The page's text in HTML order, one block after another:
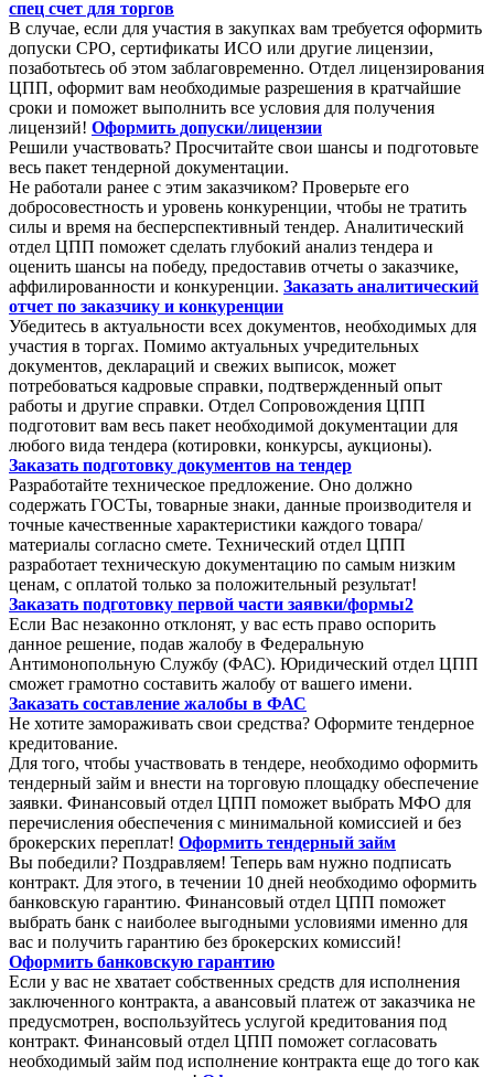
спец счет для торгов
В случае, если для участия в закупках вам требуется оформить
допуски СРО, сертификаты ИСО или другие лицензии,
позаботьтесь об этом заблаговременно. Отдел лицензирования
ЦПП, оформит вам необходимые разрешения в кратчайшие
сроки и поможет выполнить все условия для получения
лицензий! Оформить допуски/лицензии
Решили участвовать? Просчитайте свои шансы и подготовьте
весь пакет тендерной документации.
Не работали ранее с этим заказчиком? Проверьте его
добросовестность и уровень конкуренции, чтобы не тратить
силы и время на бесперспективный тендер. Аналитический
отдел ЦПП поможет сделать глубокий анализ тендера и
оценить шансы на победу, предоставив отчеты о заказчике,
аффилированности и конкуренции. Заказать аналитический
отчет по заказчику и конкуренции
Убедитесь в актуальности всех документов, необходимых для
участия в торгах. Помимо актуальных учредительных
документов, деклараций и свежих выписок, может
потребоваться кадровые справки, подтвержденный опыт
работы и другие справки. Отдел Сопровождения ЦПП
подготовит вам весь пакет необходимой документации для
любого вида тендера (котировки, конкурсы, аукционы).
Заказать подготовку документов на тендер
Разработайте техническое предложение. Оно должно
содержать ГОСТы, товарные знаки, данные производителя и
точные качественные характеристики каждого товара/
материалы согласно смете. Технический отдел ЦПП
разработает техническую документацию по самым низким
ценам, с оплатой только за положительный результат!
Заказать подготовку первой части заявки/формы2
Если Вас незаконно отклонят, у вас есть право оспорить
данное решение, подав жалобу в Федеральную
Антимонопольную Службу (ФАС). Юридический отдел ЦПП
сможет грамотно составить жалобу от вашего имени.
Заказать составление жалобы в ФАС
Не хотите замораживать свои средства? Оформите тендерное
кредитование.
Для того, чтобы участвовать в тендере, необходимо оформить
тендерный займ и внести на торговую площадку обеспечение
заявки. Финансовый отдел ЦПП поможет выбрать МФО для
перечисления обеспечения с минимальной комиссией и без
брокерских переплат! Оформить тендерный займ
Вы победили? Поздравляем! Теперь вам нужно подписать
контракт. Для этого, в течении 10 дней необходимо оформить
банковскую гарантию. Финансовый отдел ЦПП поможет
выбрать банк с наиболее выгодными условиями именно для
вас и получить гарантию без брокерских комиссий!
Оформить банковскую гарантию
Если у вас не хватает собственных средств для исполнения
заключенного контракта, а авансовый платеж от заказчика не
предусмотрен, воспользуйтесь услугой кредитования под
контракт. Финансовый отдел ЦПП поможет согласовать
необходимый займ под исполнение контракта еще до того как